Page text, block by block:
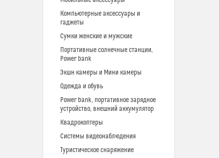
Компьютерные аксессуары и
гаджеты
Сумки женские и мужские
Портативные солнечные станции,
Power bank
Экшн камеры и Мини камеры
Одежда и обувь
Power bank, портативное зарядное
устройство, внешний аккумулятор
Квадрокоптеры
Системы видеонаблюдения
Туристическое снаряжение